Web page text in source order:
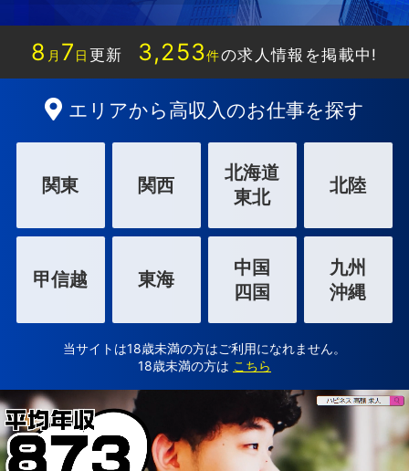
8 月 7 日 更新 3,253件の求人情報を掲載中!
エリアから高収入のお仕事を探す
関東 関西
北海道
東北
北陸
甲信越 東海
中国
四国
九州
沖縄
当サイトは18歳未満の方はご利用になれません。
18歳未満の方は こちら